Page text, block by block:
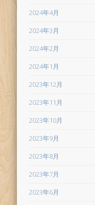
2024年4月
2024年3月
2024年2月
2024年1月
2023年12月
2023年11月
2023年10月
2023年9月
2023年8月
2023年7月
2023年6月